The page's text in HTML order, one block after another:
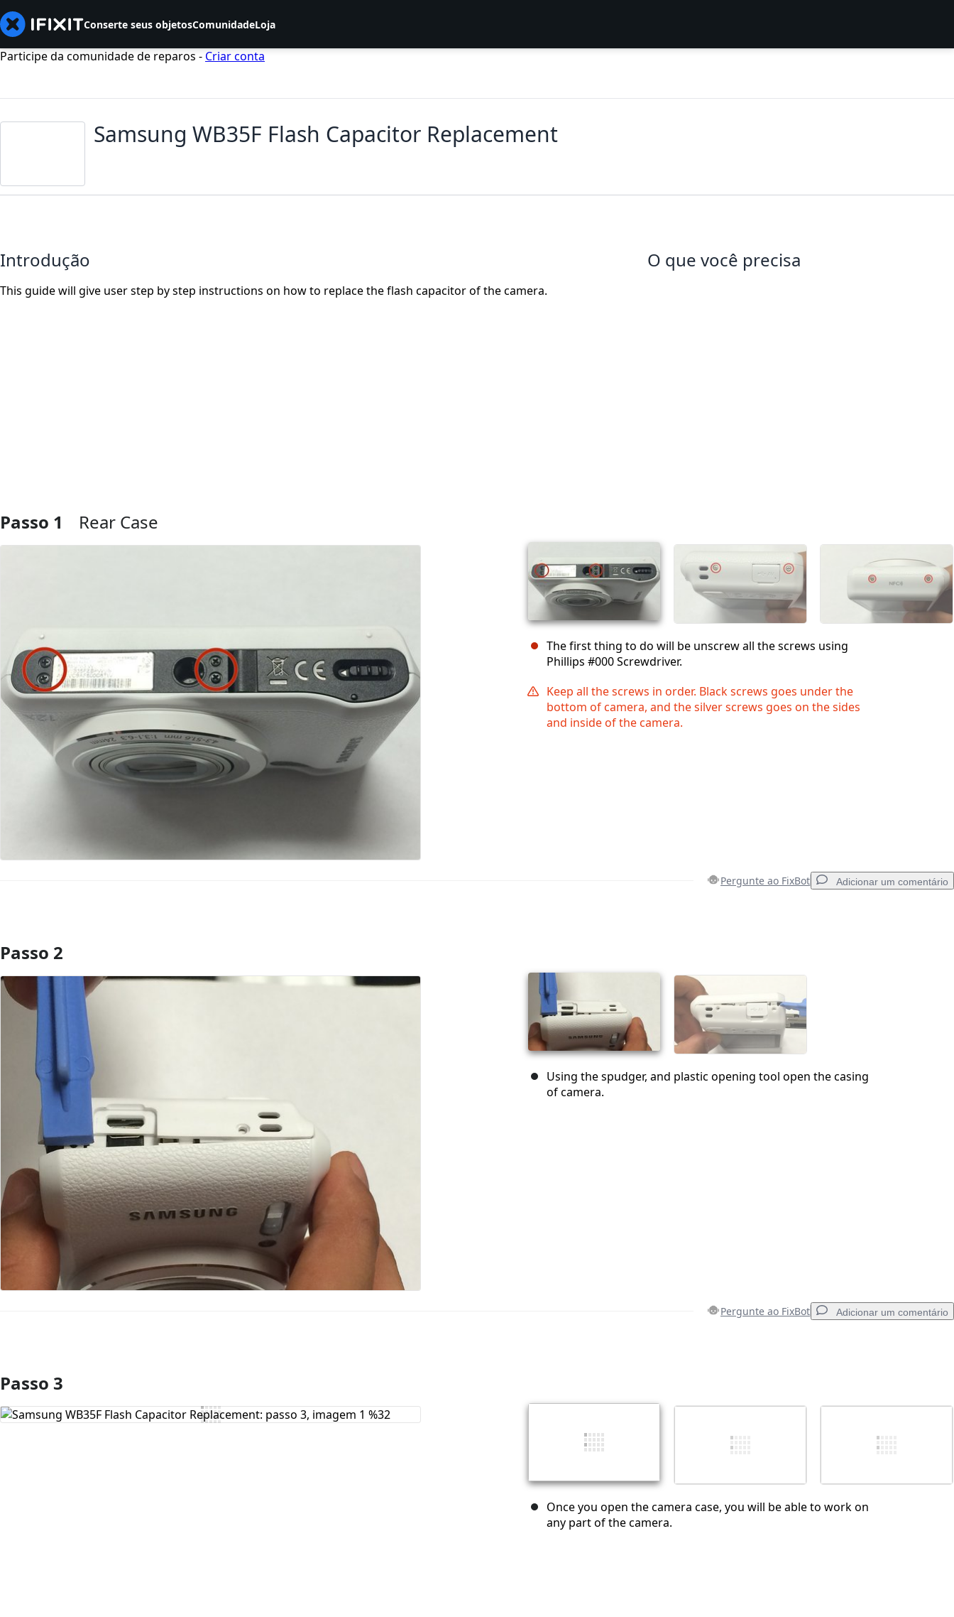
Conserte seus objetosComunidadeLoja
Participe da comunidade de reparos - Criar conta
Samsung WB35F Flash Capacitor Replacement
Introdução
This guide will give user step by step instructions on how to replace the flash capacitor of the camera.
O que você precisa
Passo 1 Rear Case
The first thing to do will be unscrew all the screws using
Phillips #000 Screwdriver.
Keep all the screws in order. Black screws goes under the
bottom of camera, and the silver screws goes on the sides
and inside of the camera.
Pergunte ao FixBot Adicionar um comentário
Comentar
Cancelar
Passo 2
Using the spudger, and plastic opening tool open the casing
of camera.
Pergunte ao FixBot Adicionar um comentário
Comentar
Postar comentário
Passo 3
Once you open the camera case, you will be able to work on
any part of the camera.